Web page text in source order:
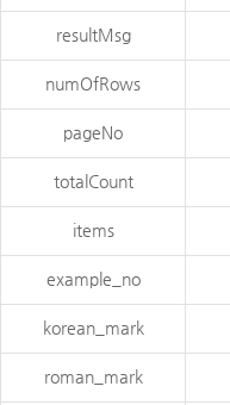
resultMsg
numOfRows
pageNo
totalCount
items
example_no
korean_mark
roman_mark